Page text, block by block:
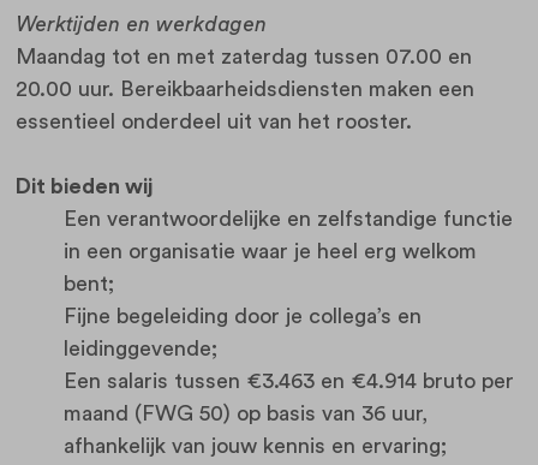
Werktijden en werkdagen
Maandag tot en met zaterdag tussen 07.00 en
20.00 uur. Bereikbaarheidsdiensten maken een
essentieel onderdeel uit van het rooster.
Dit bieden wij
Een verantwoordelijke en zelfstandige functie
in een organisatie waar je heel erg welkom
bent;
Fijne begeleiding door je collega’s en
leidinggevende;
Een salaris tussen €3.463 en €4.914 bruto per
maand (FWG 50) op basis van 36 uur,
afhankelijk van jouw kennis en ervaring;